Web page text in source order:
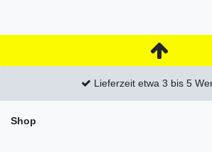
Lieferzeit etwa 3 bis 5
Shop